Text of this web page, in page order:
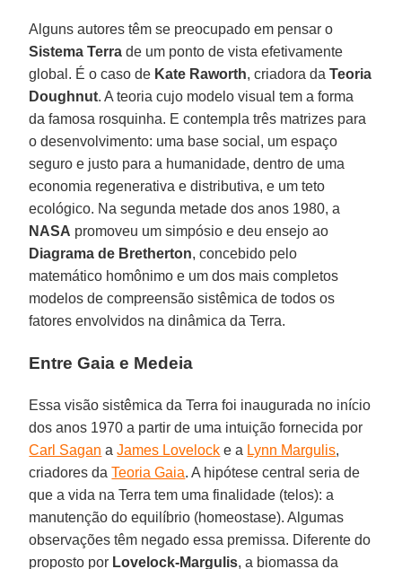
Alguns autores têm se preocupado em pensar o
Sistema Terra de um ponto de vista efetivamente
global. É o caso de Kate Raworth, criadora daTeoria
Doughnut. A teoria cujo modelo visual tem a forma
da famosa rosquinha. E contempla três matrizes para
o desenvolvimento: uma base social, um espaço
seguro e justo para a humanidade, dentro de uma
economia regenerativa e distributiva, e um teto
ecológico. Na segunda metade dos anos 1980, a
NASA promoveu um simpósio e deu ensejo ao
Diagrama de Bretherton, concebido pelo
matemático homônimo e um dos mais completos
modelos de compreensão sistêmica de todos os
fatores envolvidos na dinâmica da Terra.
Entre Gaia e Medeia
Essa visão sistêmica da Terra foi inaugurada no início
dos anos 1970 a partir de uma intuição fornecida por
Carl Sagan aJames Lovelock e a Lynn Margulis,
criadores daTeoria Gaia. A hipótese central seria de
que a vida na Terra tem uma finalidade (telos): a
manutenção do equilíbrio (homeostase). Algumas
observações têm negado essa premissa. Diferente do
proposto por Lovelock-Margulis, a biomassa da